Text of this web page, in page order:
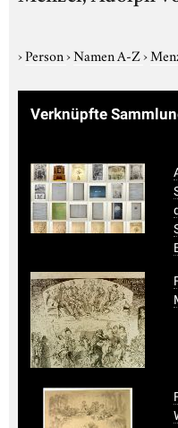
›Person›Namen A-Z›
Verknüpfte